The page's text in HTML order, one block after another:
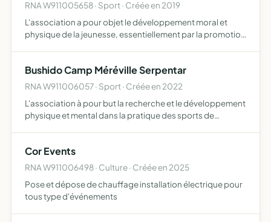
RNA W911005658 · Sport · Créée en 2019
L'association a pour objet le développement moral et
physique de la jeunesse, essentiellement par la promotion
l'organi…
Bushido Camp Méréville Serpentar
RNA W911006057 · Sport · Créée en 2022
L'association à pour but la recherche et le développement
physique et mental dans la pratique des sports de
ou la par…
Cor Events
RNA W911006498 · Culture · Créée en 2025
Pose et dépose de chauffage installation électrique pour
tous type d'événements